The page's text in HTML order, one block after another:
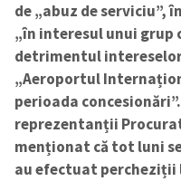
de „abuz de serviciu”,
„în interesul unui
detrimentul
„Aeroportul
perioada
reprezentanții
menționat că tot luni
au efectuat